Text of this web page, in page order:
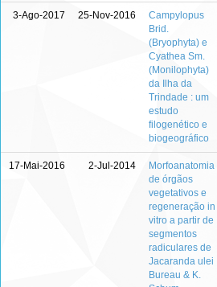
3-Ago-2017 25-Nov-2016
Campylopus
Brid.
(Bryophyta) e
Cyathea Sm.
(Monilophyta)
da Ilha da
Trindade : um
estudo
filogenético e
biogeográfico
17-Mai-2016 2-Jul-2014
Morfoanatomia
de órgãos
vegetativos e
regeneração in
vitro a partir de
segmentos
radiculares de
Jacaranda ulei
Bureau & K.